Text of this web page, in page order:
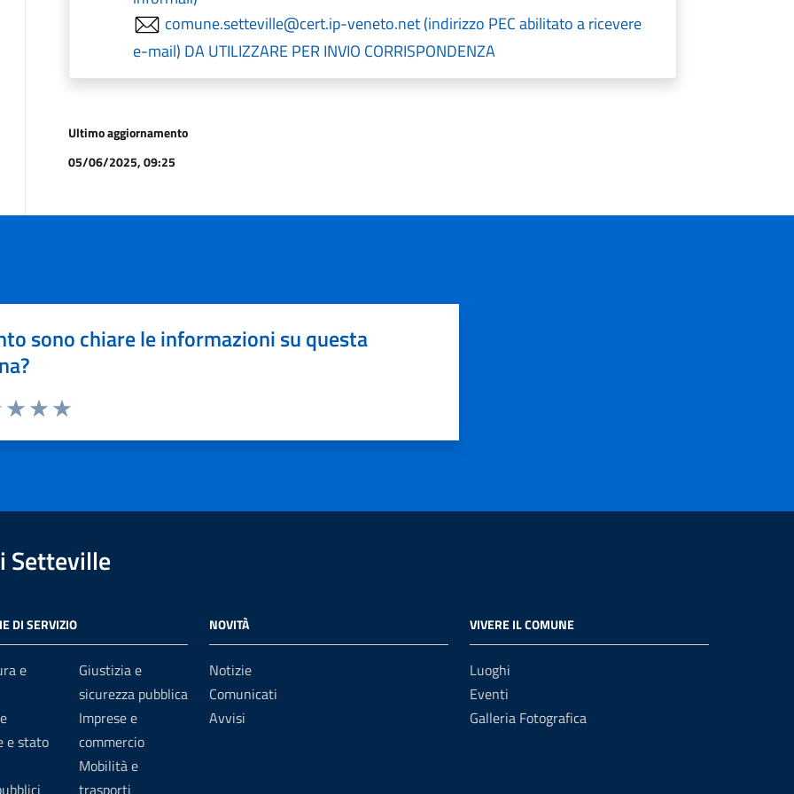
comune.setteville@cert.ip-veneto.net (indirizzo PEC abilitato a ricevere
e-mail) DA UTILIZZARE PER INVIO CORRISPONDENZA
Ultimo aggiornamento
05/06/2025, 09:25
sono chiare le informazioni su questa
Setteville
DI SERVIZIO
e
e stato
Giustizia e
sicurezza pubblica
Imprese e
commercio
Mobilità e
NOVITÀ
Notizie
Comunicati
Avvisi
VIVERE IL COMUNE
Luoghi
Eventi
Galleria Fotografica